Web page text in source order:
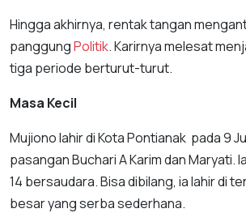
Hingga akhirnya, rentak tangan
panggungPolitik. Karirnya melesat
tiga periode berturut-turut.
Masa Kecil
Mujiono lahir di Kota Pontianak pada 9
pasangan Buchari A Karim dan Maryati.
14 bersaudara. Bisa dibilang, ia lahir di
besar yang serba sederhana.